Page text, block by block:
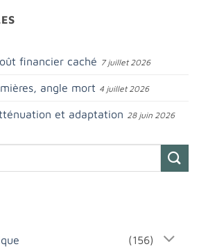
financier caché 7 juillet 2026
angle mort 4 juillet 2026
et adaptation 28 juin 2026
(156)